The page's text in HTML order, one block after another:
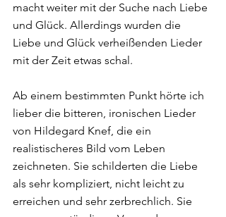
macht weiter mit der Suche nach Liebe
und Glück. Allerdings wurden die
Liebe und Glück verheißenden Lieder
mit der Zeit etwas schal.
Ab einem bestimmten Punkt hörte ich
lieber die bitteren, ironischen Lieder
von Hildegard Knef, die ein
realistischeres Bild vom Leben
zeichneten. Sie schilderten die Liebe
als sehr kompliziert, nicht leicht zu
erreichen und sehr zerbrechlich. Sie